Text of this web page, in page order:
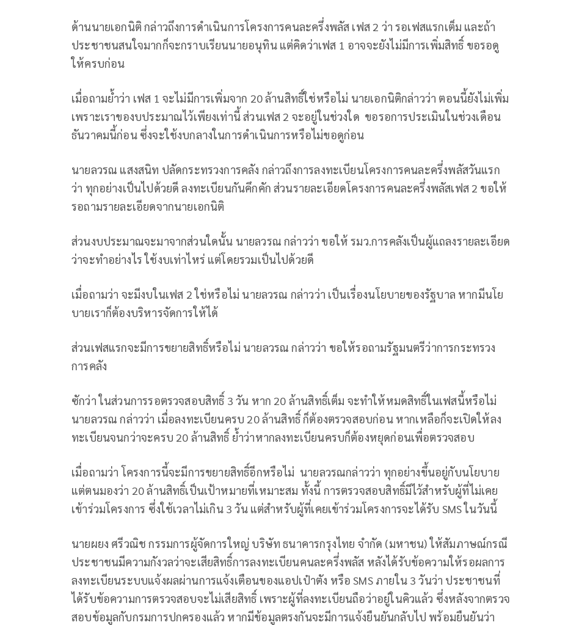
ด้านนายเอกนิติ กล่าวถึงการดําเนินการโครงการคนละครึ่งพลัส เฟส 2 ว่า รอเฟสแรกเต็ม และถ้า
ประชาชนสนใจมากก็จะกราบเรียนนายอนุทิน แต่คิดว่าเฟส 1 อาจจะยังไม่มีการเพิ่มสิทธิ์ ขอรอดู
ให้ครบก่อน
เมื่อถามย้ำว่า เฟส 1 จะไม่มีการเพิ่มจาก 20 ล้านสิทธิ์ใช่หรือไม่ นายเอกนิติกล่าวว่า ตอนนี้ยังไม่เพิ่ม
เพราะเราของบประมาณไว้เพียงเท่านี้ ส่วนเฟส 2 จะอยู่ในช่วงใด ขอรอการประเมินในช่วงเดือน
ธันวาคมนี้ก่อน ซึ่งจะใช้งบกลางในการดําเนินการหรือไม่ขอดูก่อน
นายลวรณ แสงสนิท ปลัดกระทรวงการคลัง กล่าวถึงการลงทะเบียนโครงการคนละครึ่งพลัสวันแรก
ว่า ทุกอย่างเป็นไปด้วยดี ลงทะเบียนกันคึกคัก ส่วนรายละเอียดโครงการคนละครึ่งพลัสเฟส 2 ขอให้
รอถามรายละเอียดจากนายเอกนิติ
ส่วนงบประมาณจะมาจากส่วนใดนั้น นายลวรณ กล่าวว่า ขอให้ รมว.การคลังเป็นผู้แถลงรายละเอียด
ว่าจะทำอย่างไร ใช้งบเท่าไหร่ แต่โดยรวมเป็นไปด้วยดี
เมื่อถามว่า จะมีงบในเฟส 2 ใช่หรือไม่ นายลวรณ กล่าวว่า เป็นเรื่องนโยบายของรัฐบาล หากมีนโย
บายเราก็ต้องบริหารจัดการให้ได้
ส่วนเฟสแรกจะมีการขยายสิทธิ์หรือไม่ นายลวรณ กล่าวว่า ขอให้รอถามรัฐมนตรีว่าการกระทรวง
การคลัง
ซักว่า ในส่วนการรอตรวจสอบสิทธิ์ 3 วัน หาก 20 ล้านสิทธิ์เต็ม จะทำให้หมดสิทธิ์ในเฟสนี้หรือไม่
นายลวรณ กล่าวว่า เมื่อลงทะเบียนครบ 20 ล้านสิทธิ์ ก็ต้องตรวจสอบก่อน หากเหลือก็จะเปิดให้ลง
ทะเบียนจนกว่าจะครบ 20 ล้านสิทธิ์ ยํ้าว่าหากลงทะเบียนครบก็ต้องหยุดก่อนเพื่อตรวจสอบ
เมื่อถามว่า โครงการนี้จะมีการขยายสิทธิ์อีกหรือไม่ นายลวรณกล่าวว่า ทุกอย่างขึ้นอยู่กับนโยบาย
แต่ตนมองว่า 20 ล้านสิทธิ์เป็นเป้าหมายที่เหมาะสม ทั้งนี้ การตรวจสอบสิทธิ์มีไว้สำหรับผู้ที่ไม่เคย
เข้าร่วมโครงการ ซึ่งใช้เวลาไม่เกิน 3 วัน แต่สำหรับผู้ที่เคยเข้าร่วมโครงการจะได้รับ SMS ในวันนี้
นายผยง ศรีวณิช กรรมการผู้จัดการใหญ่ บริษัท ธนาคารกรุงไทย จำกัด (มหาชน) ให้สัมภาษณ์กรณี
ประชาชนมีความกังวลว่าจะเสียสิทธิ์การลงทะเบียนคนละครึ่งพลัส หลังได้รับข้อความให้รอผลการ
ลงทะเบียนระบบแจ้งผลผ่านการแจ้งเตือนของแอปเป๋าตัง หรือ SMS ภายใน 3 วันว่า ประชาชนที่
ได้รับข้อความการตรวจสอบจะไม่เสียสิทธิ์ เพราะผู้ที่ลงทะเบียนถือว่าอยู่ในคิวแล้ว ซึ่งหลังจากตรวจ
สอบข้อมูลกับกรมการปกครองแล้ว หากมีข้อมูลตรงกันจะมีการแจ้งยืนยันกลับไป พร้อมยืนยันว่า